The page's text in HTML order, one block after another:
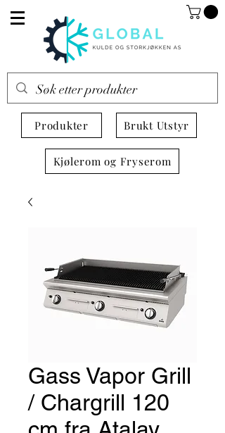
Produkter Brukt Utstyr
Kjølerom og Fryserom
Gass Vapor Grill
/ Chargrill 120